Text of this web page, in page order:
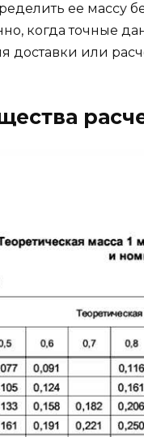
ее массу
когда точные
доставки или